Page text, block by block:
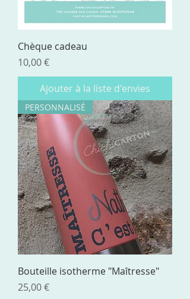
Chèque cadeau
Prix
10,00 €
Ajouter à la liste d'envies
PERSONNALISÉ
Bouteille isotherme "Maîtresse"
Prix
25,00 €